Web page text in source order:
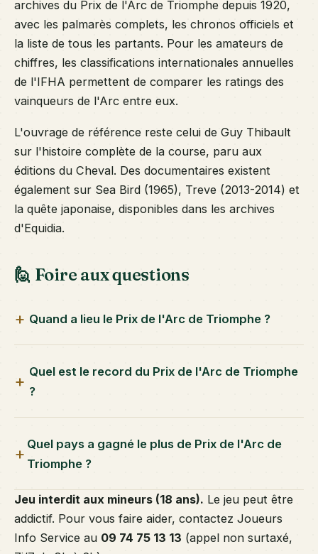
archives du Prix de l'Arc de Triomphe depuis 1920,
avec les palmarès complets, les chronos officiels et
la liste de tous les partants. Pour les amateurs de
chiffres, les classifications internationales annuelles
de l'IFHA permettent de comparer les ratings des
vainqueurs de l'Arc entre eux.
L'ouvrage de référence reste celui de Guy Thibault
sur l'histoire complète de la course, paru aux
éditions du Cheval. Des documentaires existent
également sur Sea Bird (1965), Treve (2013-2014) et
la quête japonaise, disponibles dans les archives
d'Equidia.
🙋 Foire aux questions
Quand a lieu le Prix de l'Arc de Triomphe ?
Quel est le record du Prix de l'Arc de Triomphe
?
Quel pays a gagné le plus de Prix de l'Arc de
Triomphe ?
Jeu interdit aux mineurs (18 ans). Le jeu peut être
addictif. Pour vous faire aider, contactez Joueurs
Info Service au 09 74 75 13 13 (appel non surtaxé,